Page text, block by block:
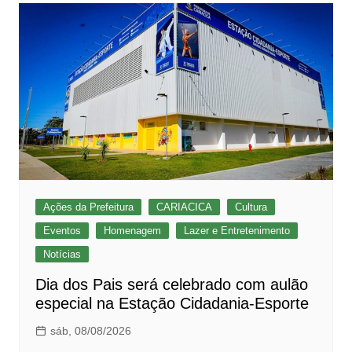
Ações da Prefeitura CARIACICA
Cultura
Eventos
Homenagem
Lazer e Entretenimento
Notícias
Dia dos Pais será celebrado com aulão
especial na Estação Cidadania-Esporte
sáb, 08/08/2026